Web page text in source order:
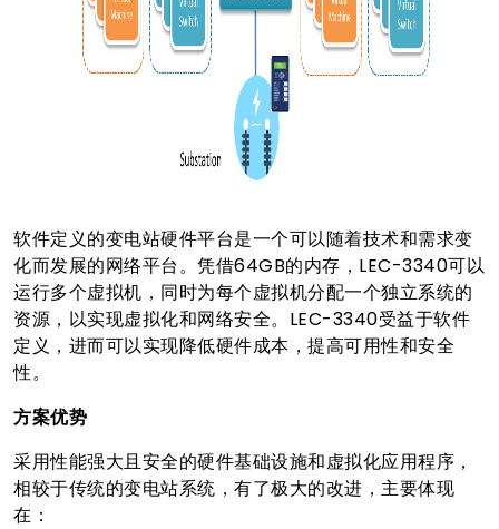
软件定义的变电站硬件平台是一个可以随着技术和需求变
化而发展的网络平台。凭借64GB的内存，LEC-3340可以
运行多个虚拟机，同时为每个虚拟机分配一个独立系统的
资源，以实现虚拟化和网络安全。LEC-3340受益于软件
定义，进而可以实现降低硬件成本，提高可用性和安全
性。
方案优势
采用性能强大且安全的硬件基础设施和虚拟化应用程序，
相较于传统的变电站系统，有了极大的改进，主要体现
在：